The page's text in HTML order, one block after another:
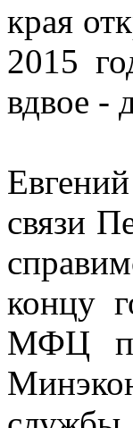
края
2015
вдвое -
связи
концу
МФЦ